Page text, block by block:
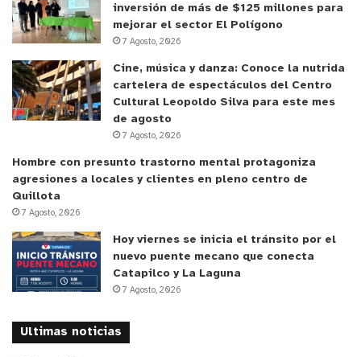
inversión de más de $125 millones para
mejorar el sector El Polígono
7 Agosto, 2026
Cine, música y danza: Conoce la nutrida
cartelera de espectáculos del Centro
Cultural Leopoldo Silva para este mes
de agosto
7 Agosto, 2026
Hombre con presunto trastorno mental protagoniza
agresiones a locales y clientes en pleno centro de
Quillota
7 Agosto, 2026
Hoy viernes se inicia el tránsito por el
nuevo puente mecano que conecta
Catapilco y La Laguna
7 Agosto, 2026
Ultimas noticias